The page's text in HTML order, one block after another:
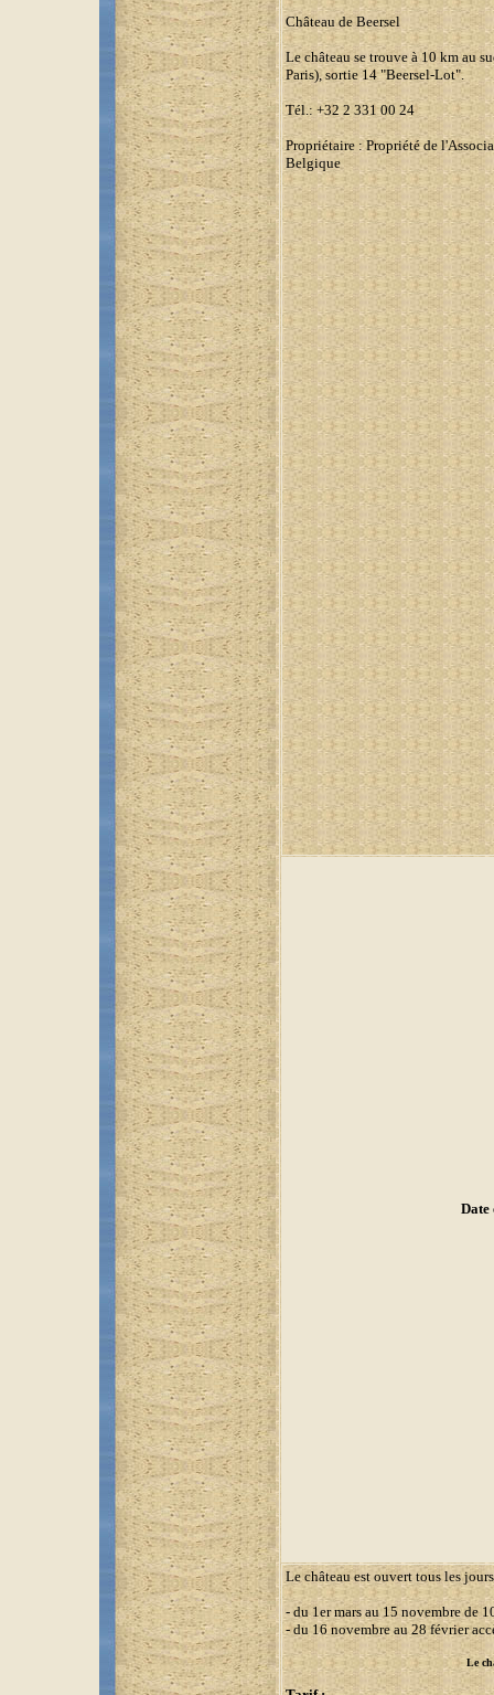
Château de Beersel
Le château se trouve à 10 km au
Paris), sortie 14 "Beersel-Lot".
Tél.: +32 2 331 00 24
Propriétaire : Propriété de
Belgique
Date
Le château est ouvert tous les
- du 1er mars au 15 novembre de
- du 16 novembre au 28 février
Le